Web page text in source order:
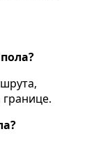
границе.